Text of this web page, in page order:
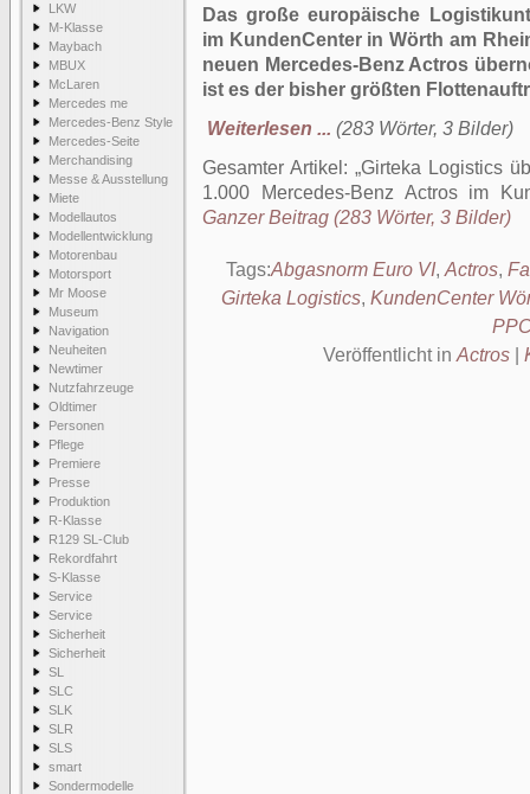
LKW
M-Klasse
Maybach
MBUX
McLaren
Mercedes me
Mercedes-Benz Style
Mercedes-Seite
Merchandising
Messe & Ausstellung
Miete
Modellautos
Modellentwicklung
Motorenbau
Motorsport
Mr Moose
Museum
Navigation
Neuheiten
Newtimer
Nutzfahrzeuge
Oldtimer
Personen
Pflege
Premiere
Presse
Produktion
R-Klasse
R129 SL-Club
Rekordfahrt
S-Klasse
Service
Service
Sicherheit
Sicherheit
SL
SLC
SLK
SLR
SLS
smart
Sondermodelle
Das große europäische
im KundenCenter in Wörth am
neuen Mercedes-Benz Actros
ist es der bisher größten
Weiterlesen ... (283 Wörter, 3 Bilder)
Gesamter Artikel:
Girteka Logistics
1.000 Mercedes-Benz Actros im
Ganzer Beitrag (283 Wörter, 3 Bilder)
Tags:Abgasnorm Euro VI, Actros,
Girteka Logistics, KundenCenter
Veröffentlicht in Actros